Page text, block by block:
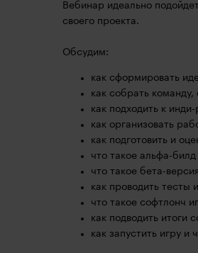
Вебинар идеально
своего проекта.
Обсудим:
как сформировать
как собрать команду,
как подходить к
как организовать
как подготовить и
что такое альфа-
что такое бета-
как проводить тесты
что такое софтлонч
как подводить итоги
как запустить игру и